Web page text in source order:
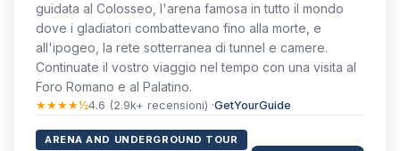
guidata al Colosseo, l'arena famosa in tutto il mondo
dove i gladiatori combattevano fino alla morte, e
all'ipogeo, la rete sotterranea di tunnel e camere.
Continuate il vostro viaggio nel tempo con una visita al
Foro Romano e al Palatino.
★★★★½4.6 (2.9k+ recensioni) ·GetYourGuide
ARENA AND UNDERGROUND TOUR